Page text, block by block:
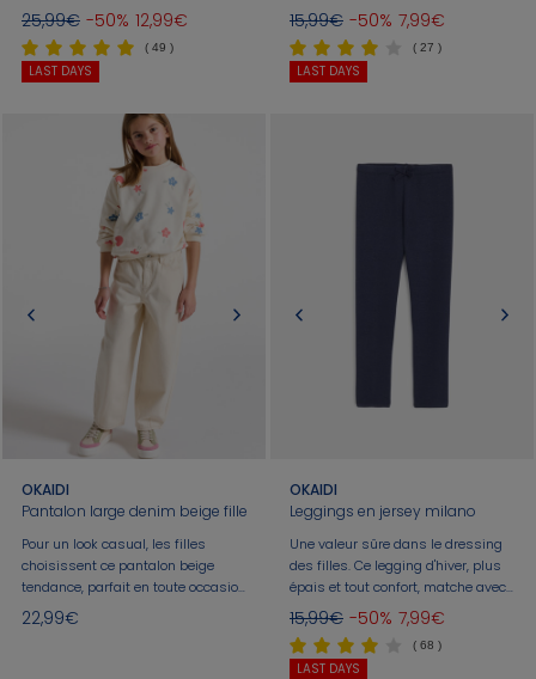
saison. Denim bleu jean. Coupe
droite. Col à revers. Ouverture
pressionnée.
25,99€ -50% 12,99€
( 49 )
LAST DAYS
une blouse, un sweat, un pull. Taille
élastiquée. Coutures ton sur ton. Il
est essentiel. Coupe fuselée.
15,99€ -50% 7,99€
( 27 )
LAST DAYS
OKAIDI
Pantalon large denim beige fille
Pour un look casual, les filles
choisissent ce pantalon beige
tendance, parfait en toute occasion.
Un jean à la coupe ample,
confectionné en denim doux et
22,99€
OKAIDI
Leggings en jersey milano
Une valeur sûre dans le dressing
des filles. Ce legging d'hiver, plus
épais et tout confort, matche avec
une blouse, un sweat, un pull. Taille
élastiquée. Coutures ton sur ton. Il
est essentiel. Coupe fuselée.
15,99€ -50% 7,99€
( 68 )
LAST DAYS